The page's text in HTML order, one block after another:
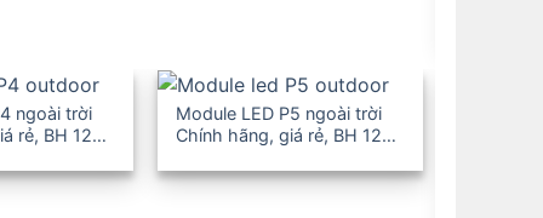
ngoài trời
rẻ, BH 12-
Module LED P5 ngoài trời
Chính hãng, giá rẻ, BH 12-